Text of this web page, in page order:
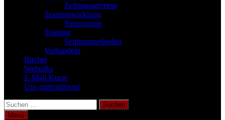
Zeitmanagement
Teamentwicklung
Supervision
Training
Seminarmethoden
Verhandeln
Bücher
Webtalks
E-Mail-Kurse
Uns unterstützen!
Suchen
nach:
Menü